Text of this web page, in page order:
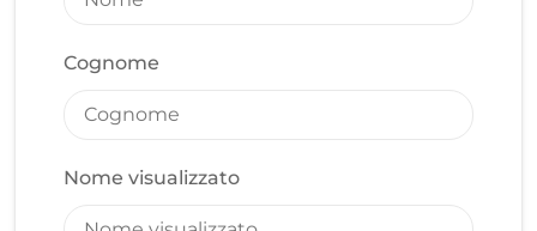
Cognome
Nome visualizzato